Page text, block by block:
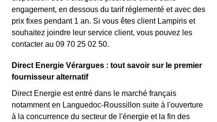
engagement, en dessous du tarif réglementé et avec des
prix fixes pendant 1 an. Si vous êtes client Lampiris et
souhaitez joindre leur service client, vous pouvez les
contacter au 09 70 25 02 50.
Direct Energie Vérargues : tout savoir sur le premier
fournisseur alternatif
Direct Energie est entré dans le marché français
notamment en Languedoc-Roussillon suite à l'ouverture
à la concurrence du secteur de l'énergie et la fin des